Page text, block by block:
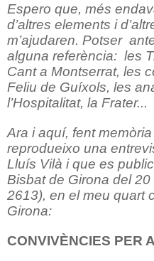
Espero que, més
d’altres elements i
m’ajudaren. Potser
alguna referència: les
Cant a Montserrat, les
Feliu de Guíxols, les
l’Hospitalitat, la Frater...
Ara i aquí, fent
reprodueixo una
Lluís Vilà i que es
Bisbat de Girona del
2613), en el meu quart
Girona:
CONVIVÈNCIES PER